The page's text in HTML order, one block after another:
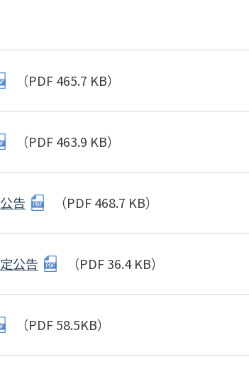
（PDF 465.7 KB）
（PDF 463.9 KB）
告 （PDF 468.7 KB）
公告 （PDF 36.4 KB）
（PDF 58.5KB）